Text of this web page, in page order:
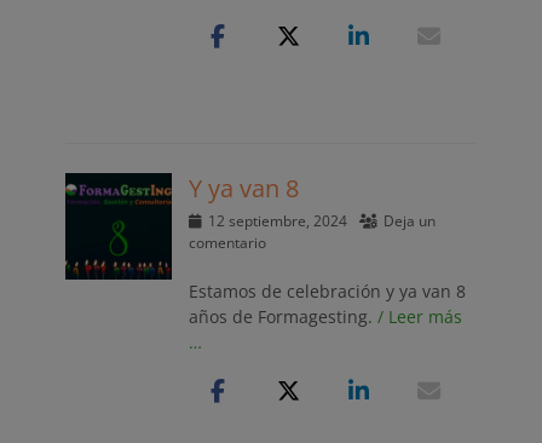
Y ya van 8
Publicado
el
12 septiembre, 2024
Deja un
comentario
Estamos de celebración y ya van 8
años de Formagesting. / Leer más
…